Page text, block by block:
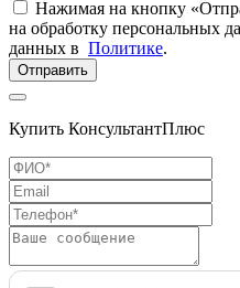
Нажимая на кнопку
на обработку персональных
данных в Политике.
Отправить
Купить КонсультантПлюс